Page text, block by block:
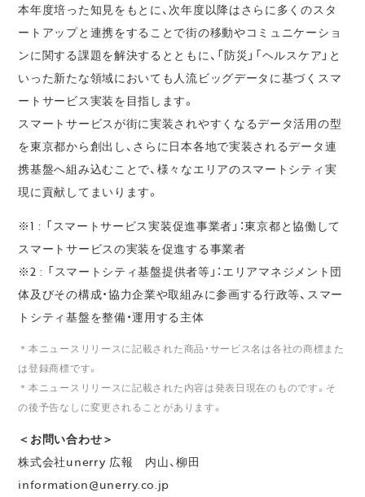
本年度培った知見をもとに、次年度以降はさらに多くのスタ
ートアップと連携をすることで街の移動やコミュニケーショ
ンに関する課題を解決するとともに、「防災」「ヘルスケア」と
いった新たな領域においても人流ビッグデータに基づくスマ
ートサービス実装を目指します。
スマートサービスが街に実装されやすくなるデータ活用の型
を東京都から創出し、さらに日本各地で実装されるデータ連
携基盤へ組み込むことで、様々なエリアのスマートシティ実
現に貢献してまいります。
※1 : 「スマートサービス実装促進事業者」：東京都と協働して
スマートサービスの実装を促進する事業者
※2 : 「スマートシティ基盤提供者等」：エリアマネジメント団
体及びその構成・協力企業や取組みに参画する行政等、スマー
トシティ基盤を整備・運用する主体
＊本ニュースリリースに記載された商品・サービス名は各社の商標また
は登録商標です。
＊本ニュースリリースに記載された内容は発表日現在のものです。そ
の後予告なしに変更されることがあります。
＜お問い合わせ＞
株式会社unerry 広報 内山、柳田
information@unerry.co.jp